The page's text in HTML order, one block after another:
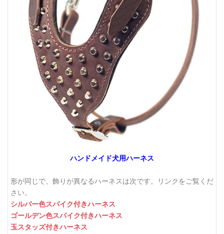
ハンドメイド犬用ハーネス
形が同じで、飾りが異なるハーネスは次です。リンクをご覧くだ
さい。
シルバー色スパイク付きハーネス
ゴールデン色スパイク付きハーネス
玉スタッズ付きハーネス